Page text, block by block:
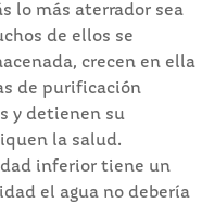
lo más aterrador sea
de ellos se
crecen en ella
de purificación
y detienen su
la salud.
inferior tiene un
el agua no debería